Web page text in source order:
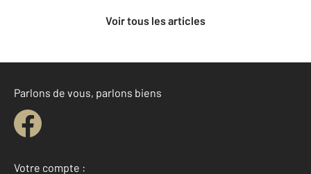
Voir tous les articles
Parlons de vous, parlons biens
Votre compte :